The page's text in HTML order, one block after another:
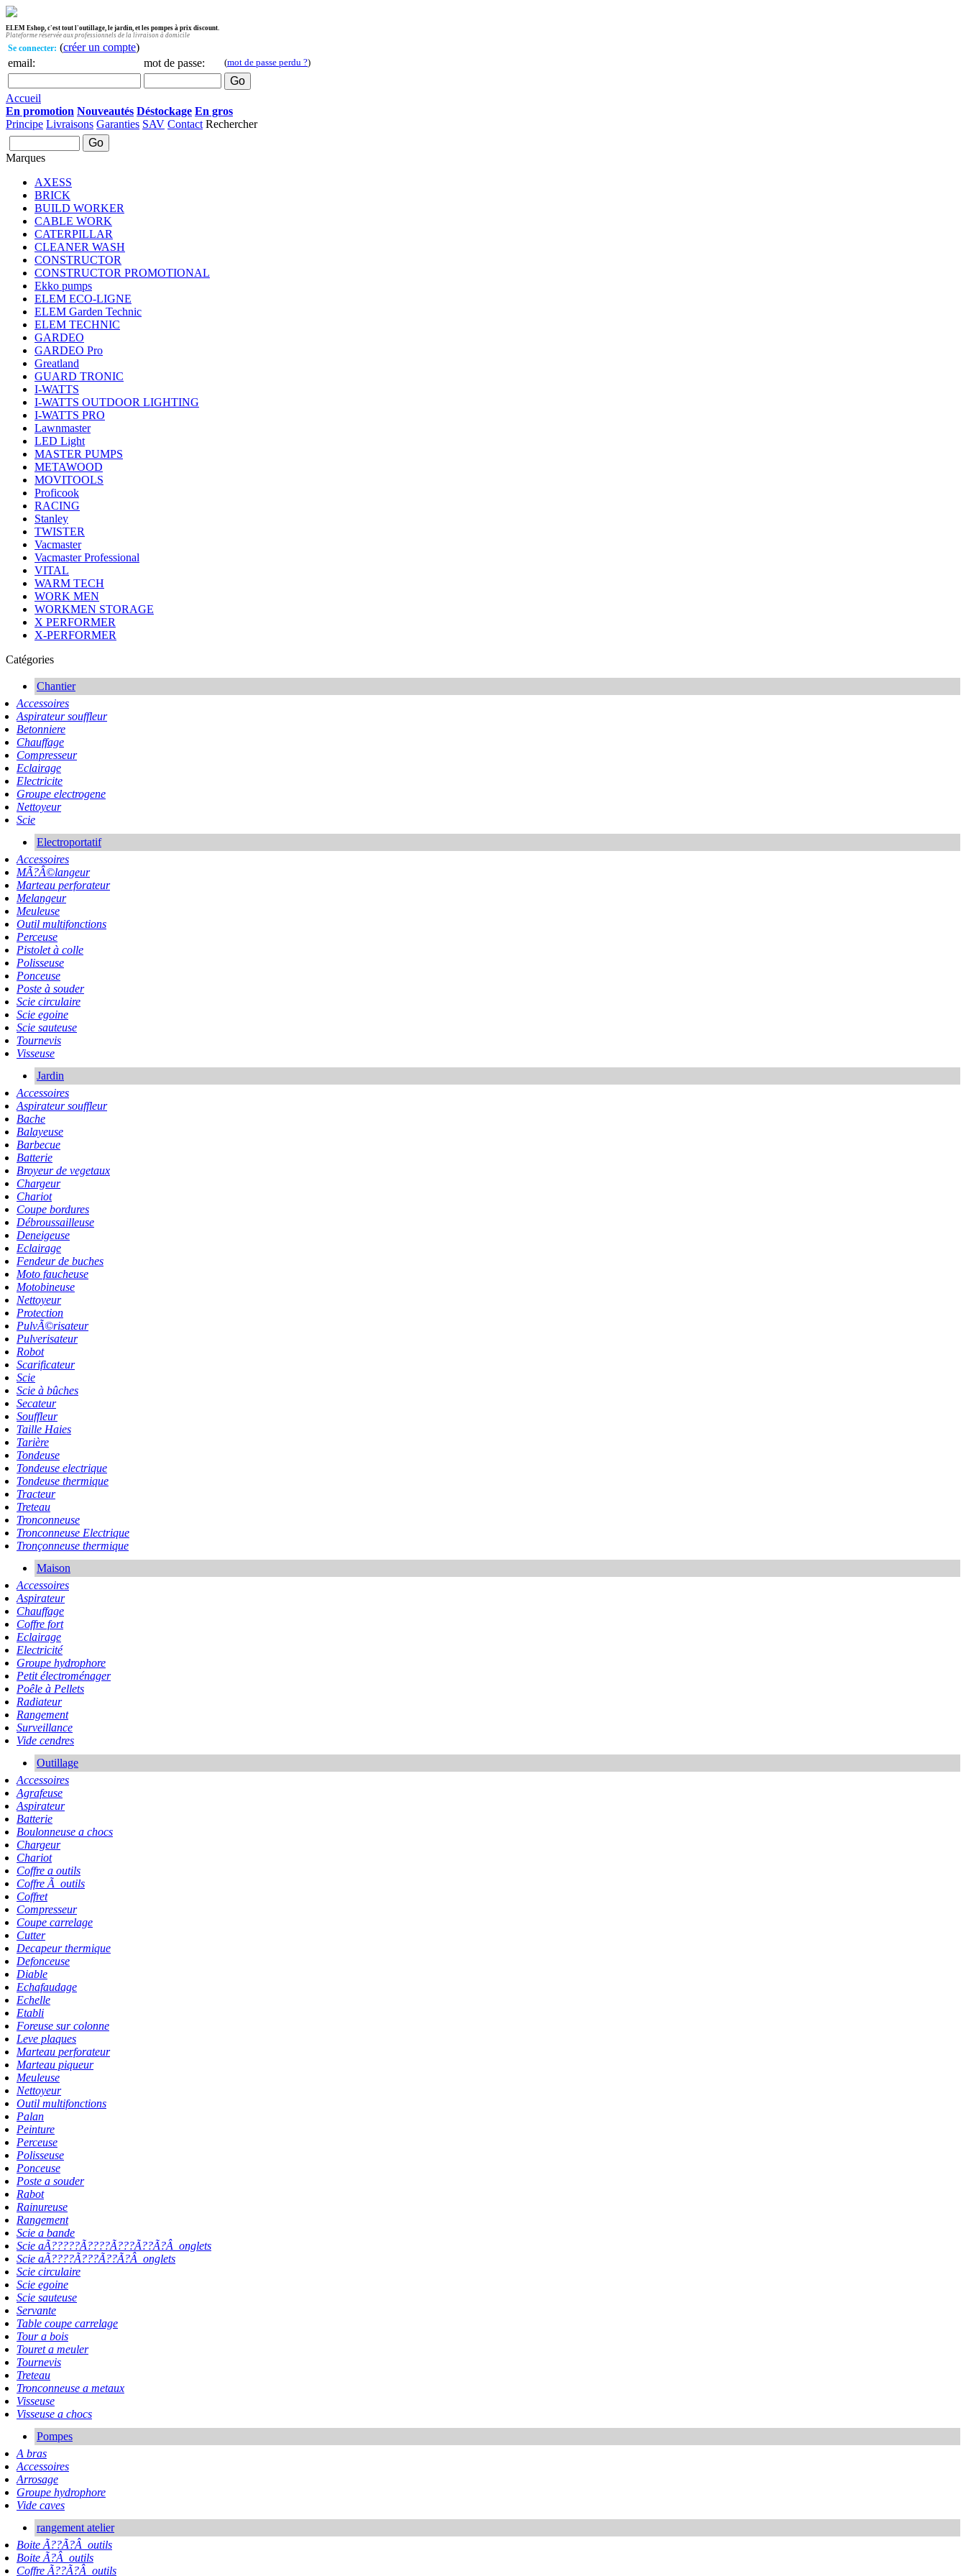
ELEM Eshop, c'est tout l'outillage, le jardin, et les pompes à prix discount.
Plateforme réservée aux professionnels de la livraison à domicile
Se connecter: (créer un compte)
email:
mot de passe: (mot de passe perdu ?)
Accueil
En promotion Nouveautés Déstockage En gros
Principe Livraisons Garanties SAV Contact Rechercher
Marques
AXESS
BRICK
BUILD WORKER
CABLE WORK
CATERPILLAR
CLEANER WASH
CONSTRUCTOR
CONSTRUCTOR PROMOTIONAL
Ekko pumps
ELEM ECO-LIGNE
ELEM Garden Technic
ELEM TECHNIC
GARDEO
GARDEO Pro
Greatland
GUARD TRONIC
I-WATTS
I-WATTS OUTDOOR LIGHTING
I-WATTS PRO
Lawnmaster
LED Light
MASTER PUMPS
METAWOOD
MOVITOOLS
Proficook
RACING
Stanley
TWISTER
Vacmaster
Vacmaster Professional
VITAL
WARM TECH
WORK MEN
WORKMEN STORAGE
X PERFORMER
X-PERFORMER
Catégories
Chantier
Accessoires
Aspirateur souffleur
Betonniere
Chauffage
Compresseur
Eclairage
Electricite
Groupe electrogene
Nettoyeur
Scie
Electroportatif
Accessoires
MÃ?Â©langeur
Marteau perforateur
Melangeur
Meuleuse
Outil multifonctions
Perceuse
Pistolet à colle
Polisseuse
Ponceuse
Poste à souder
Scie circulaire
Scie egoine
Scie sauteuse
Tournevis
Visseuse
Jardin
Accessoires
Aspirateur souffleur
Bache
Balayeuse
Barbecue
Batterie
Broyeur de vegetaux
Chargeur
Chariot
Coupe bordures
Débroussailleuse
Deneigeuse
Eclairage
Fendeur de buches
Moto faucheuse
Motobineuse
Nettoyeur
Protection
PulvÃ©risateur
Pulverisateur
Robot
Scarificateur
Scie
Scie à bûches
Secateur
Souffleur
Taille Haies
Tarière
Tondeuse
Tondeuse electrique
Tondeuse thermique
Tracteur
Treteau
Tronconneuse
Tronconneuse Electrique
Tronçonneuse thermique
Maison
Accessoires
Aspirateur
Chauffage
Coffre fort
Eclairage
Electricité
Groupe hydrophore
Petit électroménager
Poêle à Pellets
Radiateur
Rangement
Surveillance
Vide cendres
Outillage
Accessoires
Agrafeuse
Aspirateur
Batterie
Boulonneuse a chocs
Chargeur
Chariot
Coffre a outils
Coffre Ã outils
Coffret
Compresseur
Coupe carrelage
Cutter
Decapeur thermique
Defonceuse
Diable
Echafaudage
Echelle
Etabli
Foreuse sur colonne
Leve plaques
Marteau perforateur
Marteau piqueur
Meuleuse
Nettoyeur
Outil multifonctions
Palan
Peinture
Perceuse
Polisseuse
Ponceuse
Poste a souder
Rabot
Rainureuse
Rangement
Scie a bande
Scie aÃ?????Ã????Ã???Ã??Ã?Â onglets
Scie aÃ????Ã???Ã??Ã?Â onglets
Scie circulaire
Scie egoine
Scie sauteuse
Servante
Table coupe carrelage
Tour a bois
Touret a meuler
Tournevis
Treteau
Tronconneuse a metaux
Visseuse
Visseuse a chocs
Pompes
A bras
Accessoires
Arrosage
Groupe hydrophore
Vide caves
rangement atelier
Boite Ã??Ã?Â outils
Boite Ã?Â outils
Coffre Ã??Ã?Â outils